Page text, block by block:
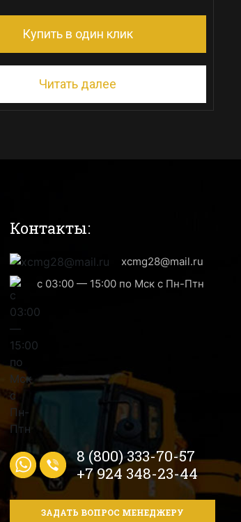
Купить в один клик
Читать далее
Контакты:
xcmg28@mail.ru
с 03:00 — 15:00 по Мск с Пн-Птн
8 (800) 333-70-57
+7 924 348-23-44
ЗАДАТЬ ВОПРОС МЕНЕДЖЕРУ